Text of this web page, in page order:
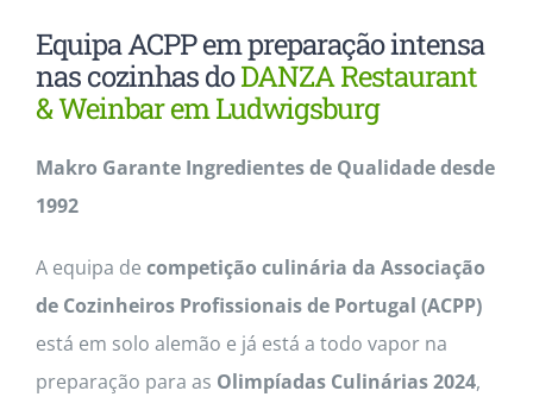
Equipa ACPP em preparação intensa
nas cozinhas doDANZA Restaurant
& Weinbar em Ludwigsburg
Makro Garante Ingredientes de Qualidade desde
1992
A equipa de competição culinária da Associação
de Cozinheiros Profissionais de Portugal (ACPP)
está em solo alemão e já está a todo vapor na
preparação para as Olimpíadas Culinárias 2024,